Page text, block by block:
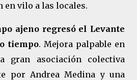
en vilo a las locales.
ajeno regresó el Levante
tiempo. Mejora palpable en
gran asociación colectiva
por Andrea Medina y una